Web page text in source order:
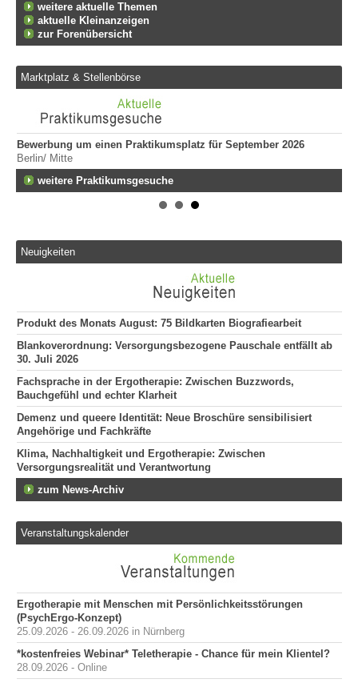
weitere aktuelle Themen
aktuelle Kleinanzeigen
zur Forenübersicht
Marktplatz & Stellenbörse
Bewerbung um einen Praktikumsplatz für September 2026
Berlin/ Mitte
weitere Praktikumsgesuche
Neuigkeiten
Produkt des Monats August: 75 Bildkarten Biografiearbeit
Blankoverordnung: Versorgungsbezogene Pauschale entfällt ab
30. Juli 2026
Fachsprache in der Ergotherapie: Zwischen Buzzwords,
Bauchgefühl und echter Klarheit
Demenz und queere Identität: Neue Broschüre sensibilisiert
Angehörige und Fachkräfte
Klima, Nachhaltigkeit und Ergotherapie: Zwischen
Versorgungsrealität und Verantwortung
zum News-Archiv
Veranstaltungskalender
Ergotherapie mit Menschen mit Persönlichkeitsstörungen
(PsychErgo-Konzept)
25.09.2026 - 26.09.2026 in Nürnberg
*kostenfreies Webinar* Teletherapie - Chance für mein Klientel?
28.09.2026 - Online